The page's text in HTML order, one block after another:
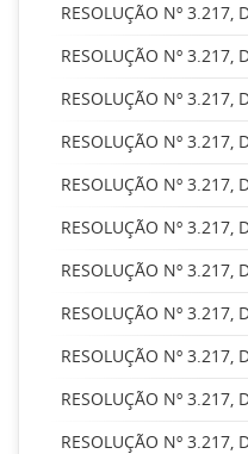
RESOLUÇÃO Nº 3.217,
RESOLUÇÃO Nº 3.217,
RESOLUÇÃO Nº 3.217,
RESOLUÇÃO Nº 3.217,
RESOLUÇÃO Nº 3.217,
RESOLUÇÃO Nº 3.217,
RESOLUÇÃO Nº 3.217,
RESOLUÇÃO Nº 3.217,
RESOLUÇÃO Nº 3.217,
RESOLUÇÃO Nº 3.217,
RESOLUÇÃO Nº 3.217,